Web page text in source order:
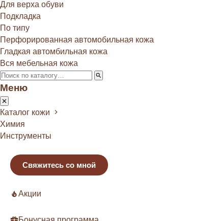
Для верха обуви
Подкладка
По типу
Перфорированная автомобильная кожа
Гладкая автомбильная кожа
Вся мебельная кожа
Меню
Каталог кожи
Химия
Инструменты
Свяжитесь со мной
Акции